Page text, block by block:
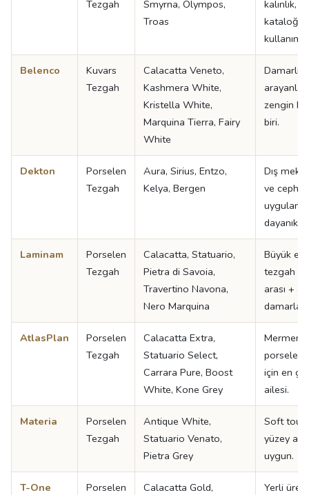
Tezgah
Smyrna, Olympos,
Troas
kalınlık,
kataloğu,
Belenco
Kuvars
Tezgah
Calacatta Veneto,
Kashmera White,
Kristella White,
Marquina Tierra, Fairy
White
Damarlı
arayanlar
zengin
biri.
Dekton
Porselen
Tezgah
Aura, Sirius, Entzo,
Kelya, Bergen
Dış
ve cephe
dayanıklı
Laminam
Porselen
Tezgah
Calacatta, Statuario,
Pietra di Savoia,
Travertino Navona,
Nero Marquina
Büyük
tezgah +
arası +
damarla
AtlasPlan
Porselen
Tezgah
Calacatta Extra,
Statuario Select,
Carrara Pure, Boost
White, Kone Grey
Mermer
porselen
için en
ailesi.
Materia
Porselen
Tezgah
Antique White,
Statuario Venato,
Pietra Grey
Soft
yüzey
uygun.
T-One
Porselen
Calacatta Gold,
Yerli